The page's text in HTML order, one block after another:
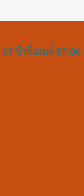
57 บัวซีเมนต์ BP.06